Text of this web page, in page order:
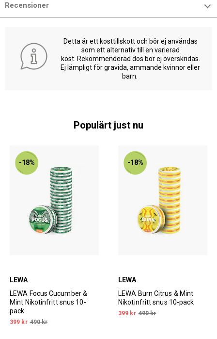
Recensioner
Detta är ett kosttillskott och bör ej användas
som ett alternativ till en varierad
kost. Rekommenderad dos bör ej överskridas.
Ej lämpligt för gravida, ammande kvinnor eller
barn.
Populärt just nu
-18%
LEWA
LEWA Focus Cucumber &
Mint Nikotinfritt snus 10-
pack
399 kr 490 kr
-18%
LEWA
LEWA Burn Citrus & Mint
Nikotinfritt snus 10-pack
399 kr 490 kr